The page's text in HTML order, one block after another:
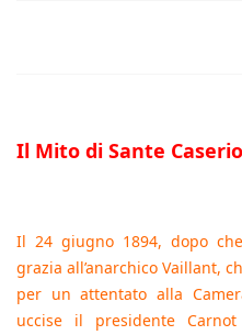
Il Mito di Sante Caserio
Il 24 giugno 1894, dopo
grazia all’anarchico Vaillant,
per un attentato alla
uccise il presidente